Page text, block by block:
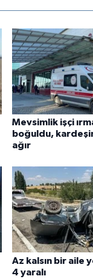
Mevsimlik işçi
boğuldu,
ağır
Az kalsın bir aile
4 yaralı